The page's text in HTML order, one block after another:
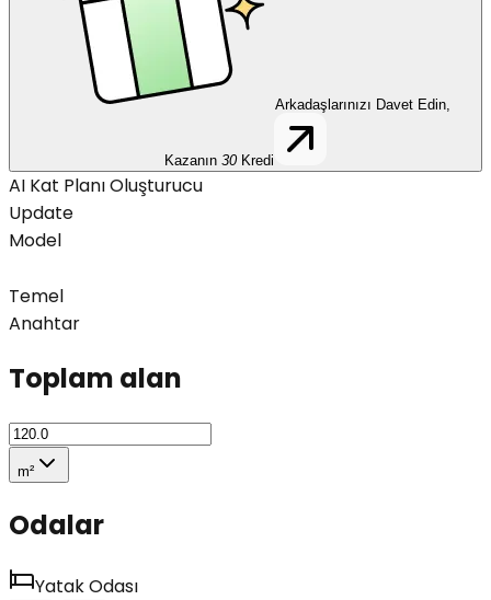
Arkadaşlarınızı Davet Edin,
Kazanın 30 Kredi
AI Kat Planı Oluşturucu
Update
Model
Temel
Anahtar
Toplam alan
m²
Odalar
Yatak Odası